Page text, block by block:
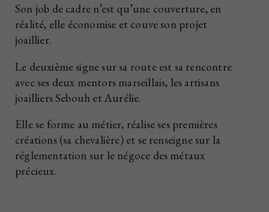
Son job de cadre n’est qu’une couverture, en
réalité, elle économise et couve son projet
joaillier.
Le deuxième signe sur sa route est sa rencontre
avec ses deux mentors marseillais, les artisans
joailliers Sebouh et Aurélie.
Elle se forme au métier, réalise ses premières
créations (sa chevalière) et se renseigne sur la
réglementation sur le négoce des métaux
précieux.